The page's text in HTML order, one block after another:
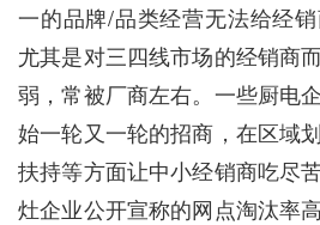
一的品牌/品类经营无法给经销
尤其是对三四线市场的经销商
弱，常被厂商左右。一些厨电
始一轮又一轮的招商，在区域
扶持等方面让中小经销商吃尽
灶企业公开宣称的网点淘汰率